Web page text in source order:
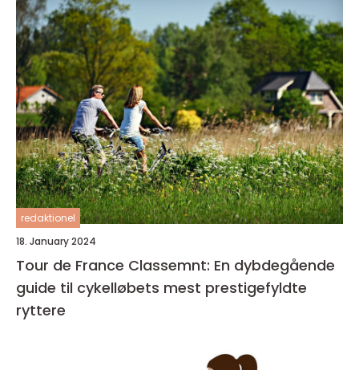
redaktionel
18. January 2024
Tour de France Classemnt: En dybdegående
guide til cykelløbets mest prestigefyldte
ryttere